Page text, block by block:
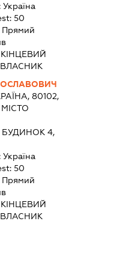
Україна
50
Прямий
КІНЦЕВИЙ
80102,
4,
Україна
50
Прямий
КІНЦЕВИЙ